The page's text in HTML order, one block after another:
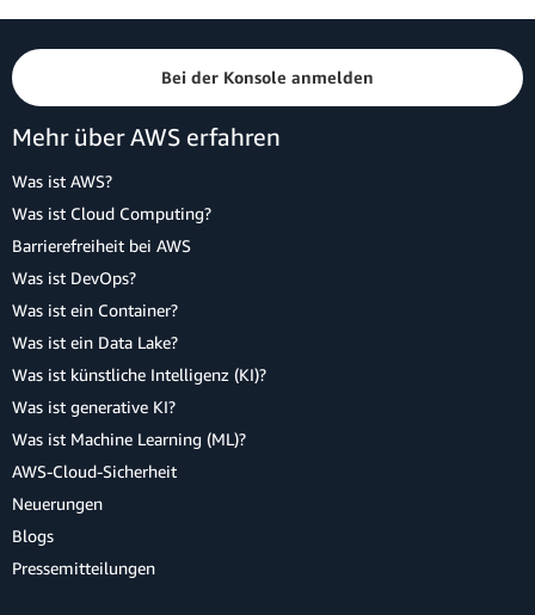
Bei der Konsole anmelden
Mehr über AWS erfahren
Was ist AWS?
Was ist Cloud Computing?
Barrierefreiheit bei AWS
Was ist DevOps?
Was ist ein Container?
Was ist ein Data Lake?
Was ist künstliche Intelligenz (KI)?
Was ist generative KI?
Was ist Machine Learning (ML)?
AWS-Cloud-Sicherheit
Neuerungen
Blogs
Pressemitteilungen